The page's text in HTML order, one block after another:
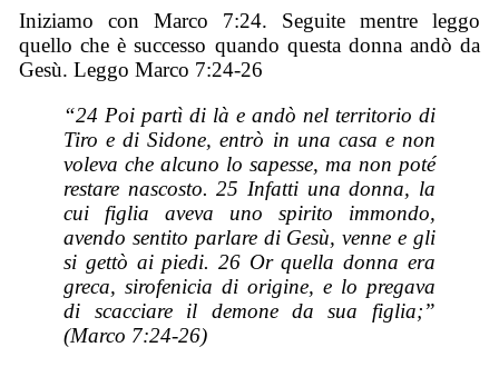
Iniziamo con Marco 7:24. Seguite mentre leggo
quello che è successo quando questa donna andò da
Gesù. Leggo Marco 7:24-26
“24 Poi partì di là e andò nel territorio di
Tiro e di Sidone, entrò in una casa e non
voleva che alcuno lo sapesse, ma non poté
restare nascosto. 25 Infatti una donna, la
cui figlia aveva uno spirito immondo,
avendo sentito parlare di Gesù, venne e gli
si gettò ai piedi. 26 Or quella donna era
greca, sirofenicia di origine, e lo pregava
di scacciare il demone da sua figlia;”
(Marco 7:24-26)